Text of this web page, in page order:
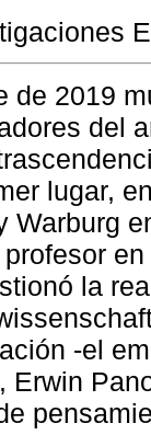
de 2019
del
lugar,
Warburg
la
-el
Erwin